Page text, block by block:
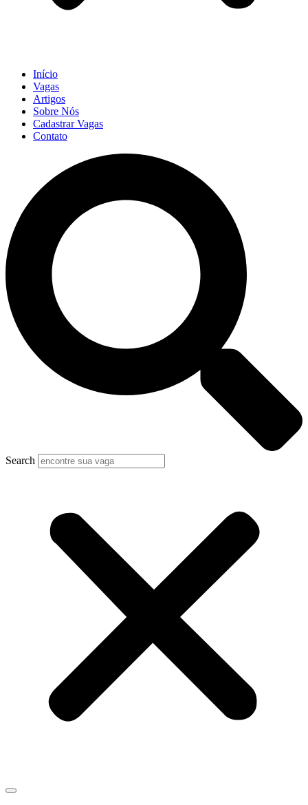
Início
Vagas
Artigos
Sobre Nós
Cadastrar Vagas
Contato
Search